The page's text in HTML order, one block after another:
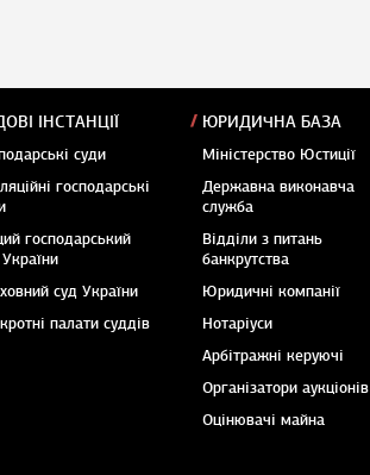
ІНСТАНЦІЇ
суди
господарські
господарський
суд України
палати суддів
ЮРИДИЧНА БАЗА
Міністерство Юстиції
Державна виконавча
служба
Відділи з питань
банкрутства
Юридичні компанії
Нотаріуси
Арбітражні керуючі
Організатори аукціонів
Оцінювачі майна